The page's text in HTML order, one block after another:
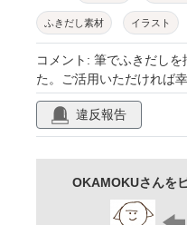
ふきだし素材 イラスト
漫画表現 感情 筆
ベクター ハート 星
びっくり 驚き
コメント: 筆でふきだし
た。ご活用いただければ幸
違反報告
OKAMOKUさんを